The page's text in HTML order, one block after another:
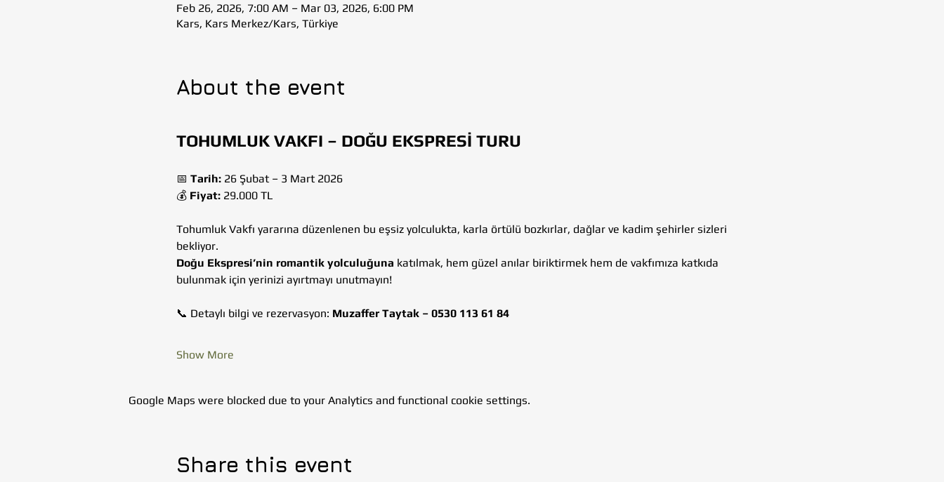
Feb 26, 2026, 7:00 AM – Mar 03, 2026, 6:00 PM
Kars, Kars Merkez/Kars, Türkiye
About the event
TOHUMLUK VAKFI – DOĞU EKSPRESİ TURU
📅 Tarih: 26 Şubat – 3 Mart 2026
💰 Fiyat: 29.000 TL
Tohumluk Vakfı yararına düzenlenen bu eşsiz yolculukta, karla örtülü bozkırlar, dağlar ve kadim şehirler sizleri
bekliyor.
Doğu Ekspresi’nin romantik yolculuğuna katılmak, hem güzel anılar biriktirmek hem de vakfımıza katkıda
bulunmak için yerinizi ayırtmayı unutmayın!
📞 Detaylı bilgi ve rezervasyon: Muzaffer Taytak – 0530 113 61 84
Show More
Google Maps were blocked due to your Analytics and functional cookie settings.
Share this event